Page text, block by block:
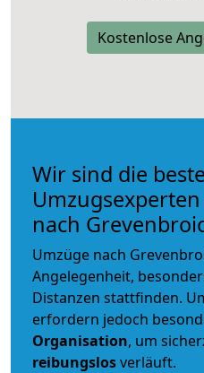
Kostenlose
Wir sind die
nach
Umzüge nach
Angelegenheit,
Distanzen stattfinden.
erfordern jedoch
Organisation, um
reibungslosverläuft.